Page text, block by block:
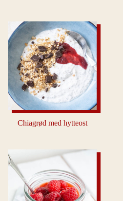
Chiagrød med hytteost